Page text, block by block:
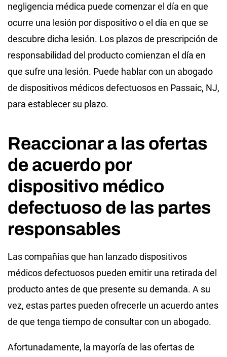
negligencia médica puede comenzar el día en que
ocurre una lesión por dispositivo o el día en que se
descubre dicha lesión. Los plazos de prescripción de
responsabilidad del producto comienzan el día en
que sufre una lesión. Puede hablar con un abogado
de dispositivos médicos defectuosos en Passaic, NJ,
para establecer su plazo.
Reaccionar a las ofertas
de acuerdo por
dispositivo médico
defectuoso de las partes
responsables
Las compañías que han lanzado dispositivos
médicos defectuosos pueden emitir una retirada del
producto antes de que presente su demanda. A su
vez, estas partes pueden ofrecerle un acuerdo antes
de que tenga tiempo de consultar con un abogado.
Afortunadamente, la mayoría de las ofertas de